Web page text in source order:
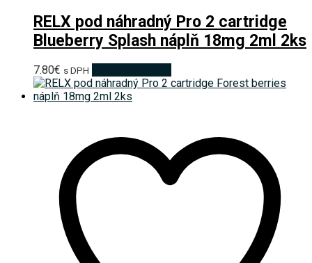
RELX pod náhradný Pro 2 cartridge
Blueberry Splash náplň 18mg 2ml 2ks
7.80€ s DPH